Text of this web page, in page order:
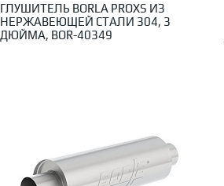
ГЛУШИТЕЛЬ BORLA PROXS ИЗ
НЕРЖАВЕЮЩЕЙ СТАЛИ 304, 3
ДЮЙМА, BOR-40349